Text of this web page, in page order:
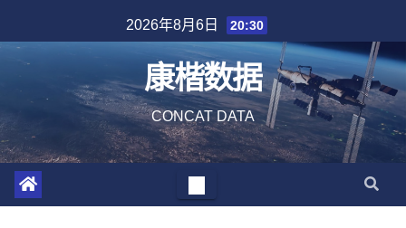
to
content
2026年8月6日 20:30
康楷数据
CONCAT DATA